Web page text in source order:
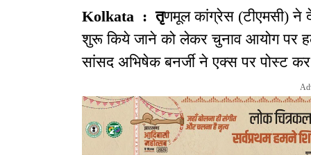
Kolkata : तृणमूल कांग्रेस (टीएमसी) ने
शुरू किये जाने को लेकर चुनाव आयोग पर
सांसद अभिषेक बनर्जी ने एक्स पर पोस्ट